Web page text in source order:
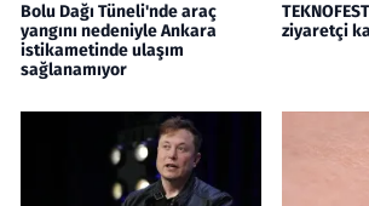
Bolu Dağı Tüneli'nde araç
yangını nedeniyle Ankara
istikametinde ulaşım
sağlanamıyor
ziyaretçi